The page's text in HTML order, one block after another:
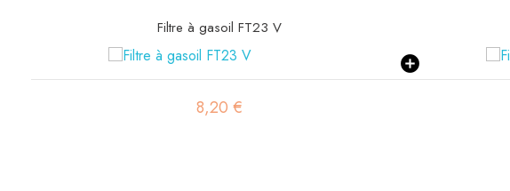
Filtre à air primaire SA10695
15,78 €